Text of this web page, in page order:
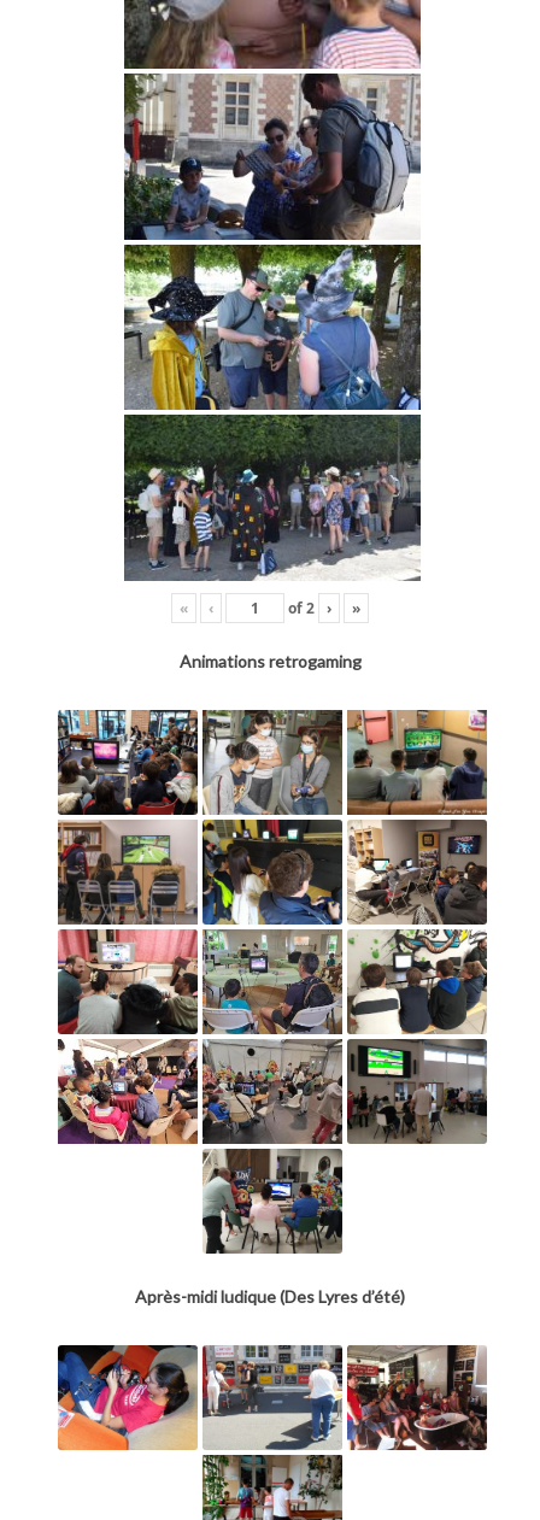
« ‹ of2 › »
Animations retrogaming
Après-midi ludique (Des Lyres d’été)